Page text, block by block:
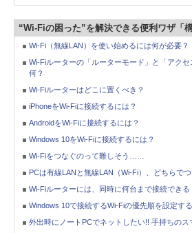
“Wi-Fiの困った”を解決できる便利ワザ「
Wi-Fi（無線LAN）を使い始めるには何が必要？
Wi-Fiルーターの「ルーターモード」と「アク
何？
Wi-Fiルーターはどこに置くべき？
iPhoneをWi-Fiに接続するには？
AndroidをWi-Fiに接続するには？
Windows 10をWi-Fiに接続するには？
Wi-Fiをつなぐのって難しそう……
PCは有線LANと無線LAN（Wi-Fi）、どちらでつ
Wi-Fiルーターには、同時に何台まで接続できる
Windows 10で接続するWi-Fiの優先順を設定す
外出時にノートPCでネットしたい!! 手持ちのス